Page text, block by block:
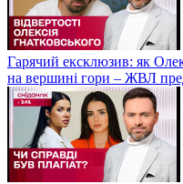
Гарячий ексклюзив: як
на вершині гори – ЖВЛ